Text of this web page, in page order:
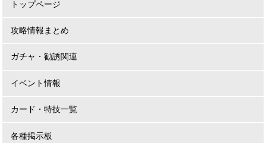
トップページ
攻略情報まとめ
ガチャ・勧誘関連
イベント情報
カード・特技一覧
各種掲示板